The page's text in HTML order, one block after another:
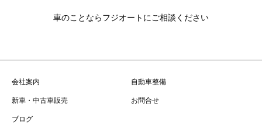
車のことならフジオートにご相談ください
会社案内 自動車整備
新車・中古車販売 お問合せ
ブログ